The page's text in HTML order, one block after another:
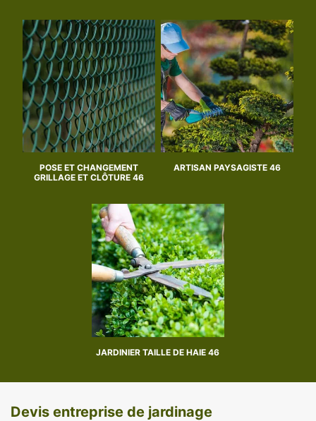
POSE ET CHANGEMENT
GRILLAGE ET CLÔTURE 46
ARTISAN PAYSAGISTE 46
JARDINIER TAILLE DE HAIE 46
Devis entreprise de jardinage